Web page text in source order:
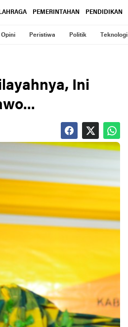
PEMERINTAHAN PENDIDIKAN
Opini Peristiwa Politik Teknologi
Ini